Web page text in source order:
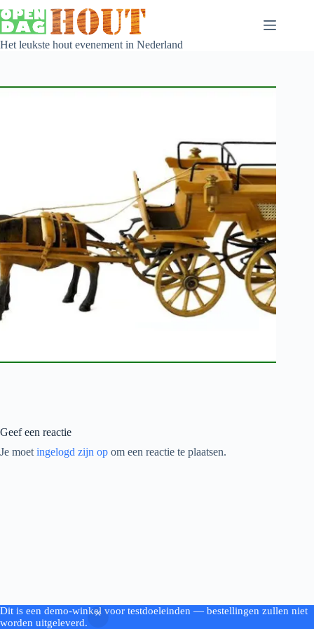
Dit is een demo-winkel voor testdoeleinden — bestellingen zullen niet
worden uitgeleverd.
Het leukste hout evenement in Nederland
Geef een reactie
Je moet ingelogd zijn op om een reactie te plaatsen.
Copyright © 2026 - by Woodworking.nl